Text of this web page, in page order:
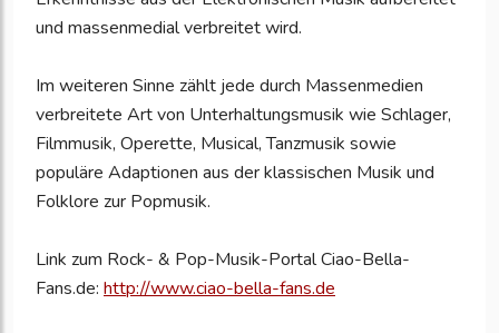
und massenmedial verbreitet wird.
Im weiteren Sinne zählt jede durch Massenmedien
verbreitete Art von Unterhaltungsmusik wie Schlager,
Filmmusik, Operette, Musical, Tanzmusik sowie
populäre Adaptionen aus der klassischen Musik und
Folklore zur Popmusik.
Link zum Rock- & Pop-Musik-Portal Ciao-Bella-
Fans.de: http://www.ciao-bella-fans.de